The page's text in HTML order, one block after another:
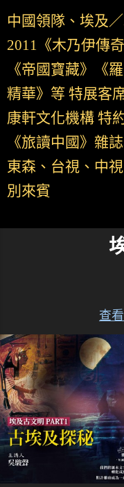
中國領隊、埃及
2011《木乃伊傳
《帝國寶藏》《
精華》等 特展客
康軒文化機構 特
《旅讀中國》雜
東森、台視、中
別來賓
查